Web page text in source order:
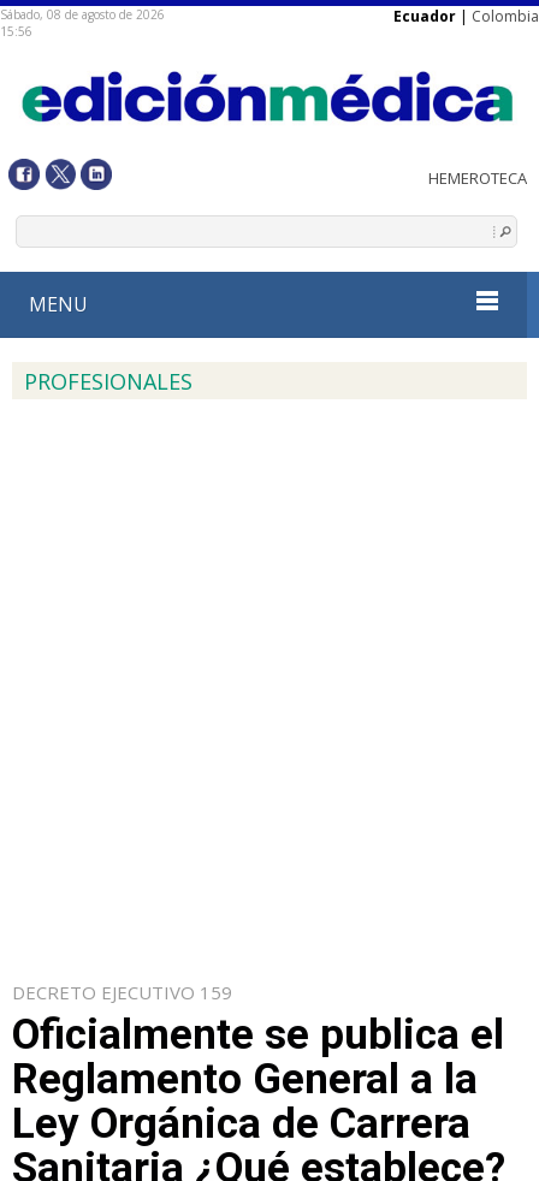
Sábado, 08 de agosto de 2026
15:56
Ecuador | Colombia
MENU
PROFESIONALES
DECRETO EJECUTIVO 159
Oficialmente se publica el
Reglamento General a la
Ley Orgánica de Carrera
Sanitaria ¿Qué establece?